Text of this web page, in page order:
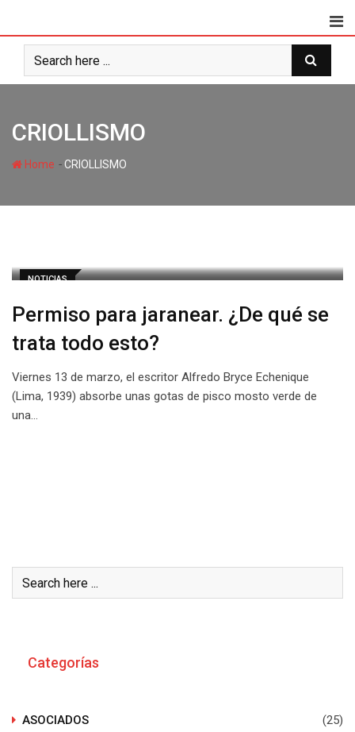
CRIOLLISMO
Home -CRIOLLISMO
NOTICIAS
Permiso para jaranear. ¿De qué se
trata todo esto?
Viernes 13 de marzo, el escritor Alfredo Bryce Echenique
(Lima, 1939) absorbe unas gotas de pisco mosto verde de
una…
Categorías
ASOCIADOS (25)